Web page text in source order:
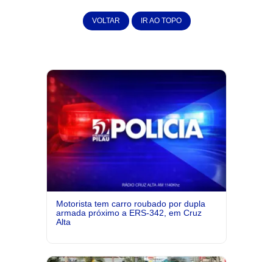
VOLTAR IR AO TOPO
Motorista tem carro roubado por dupla
armada próximo a ERS-342, em Cruz
Alta